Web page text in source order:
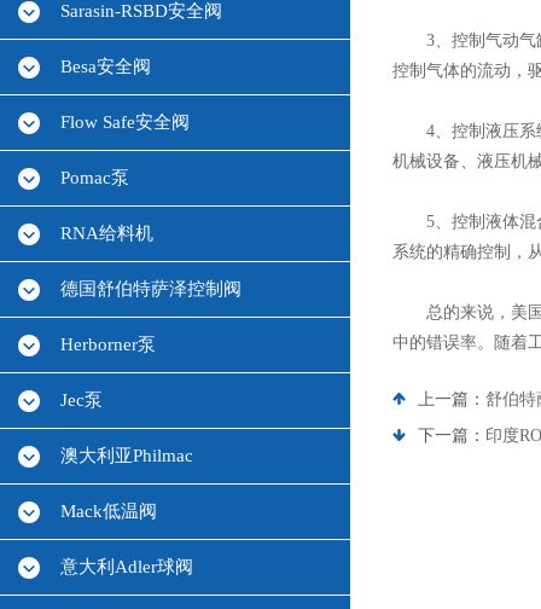
Sarasin-RSBD安全阀
Besa安全阀
Flow Safe安全阀
Pomac泵
RNA给料机
德国舒伯特萨泽控制阀
Herborner泵
Jec泵
澳大利亚Philmac
Mack低温阀
意大利Adler球阀
3、控制气动气缸
控制气体的流动，
4、控制液压系统
机械设备、液压机
5、控制液体混合
系统的精确控制，
总的来说，美国
中的错误率。随着
上一篇： 舒伯特
下一篇： 印度